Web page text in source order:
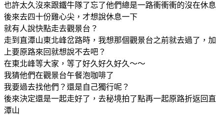
也許太久沒來跟鐵牛隊了忘了他們總是一路衝衝衝的沒在休息
後來去四十份雞心尖，才想說休息一下
就有人說快點走去觀景台？
走到直潭山東北峰岔路時，我想那個觀景台之前就去過了，加
上要原路來回就想說不去吧？
在東北峰等大家，等了好久好久好久～～
我猜他們在觀景台午餐泡咖啡了
我要過去找他們？還是自己獨行呢？
後來決定還是一起走好了，去秘境拍了點再一起原路折返回直
潭山